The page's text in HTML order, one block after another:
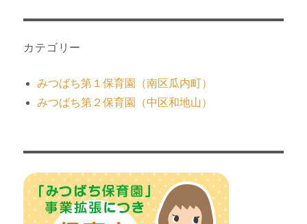
カテゴリー
みつばち第１保育園（南区瓜内町）
みつばち第２保育園（中区和地山）